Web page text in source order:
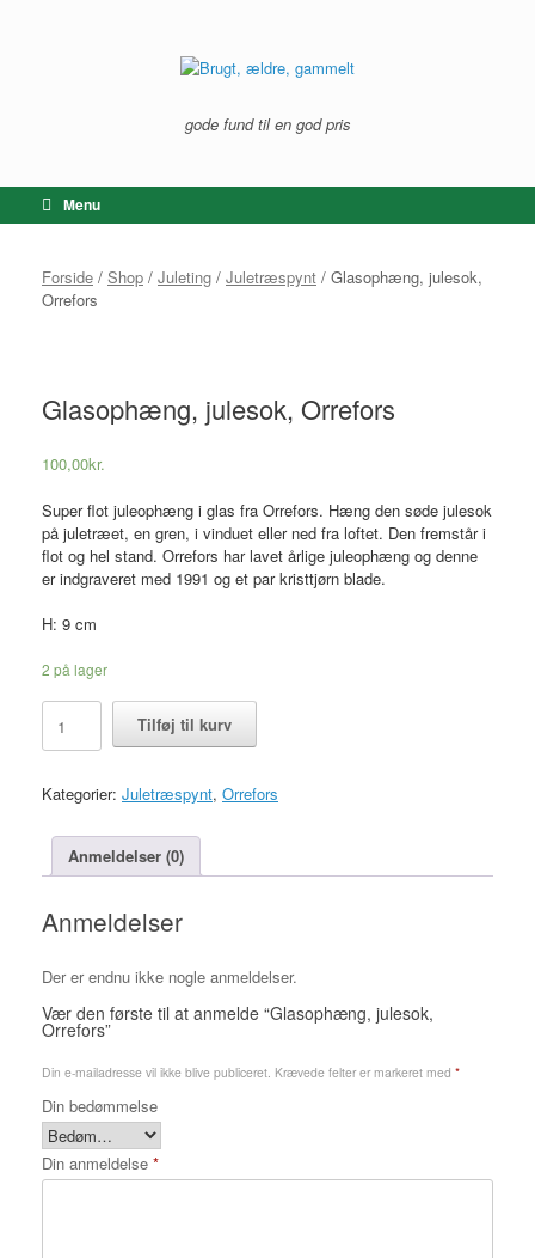
gode fund til en god pris
Menu
Forside / Shop / Juleting / Juletræspynt / Glasophæng, julesok,
Orrefors
Glasophæng, julesok, Orrefors
100,00kr.
Super flot juleophæng i glas fra Orrefors. Hæng den søde julesok
på juletræet, en gren, i vinduet eller ned fra loftet. Den fremstår i
flot og hel stand. Orrefors har lavet årlige juleophæng og denne
er indgraveret med 1991 og et par kristtjørn blade.
H: 9 cm
2 på lager
Glasophæng,
julesok,
Orrefors
Tilføj til kurv
Kategorier: Juletræspynt, Orrefors
Anmeldelser (0)
Anmeldelser
Der er endnu ikke nogle anmeldelser.
Vær den første til at anmelde “Glasophæng, julesok,
Orrefors”
Din e-mailadresse vil ikke blive publiceret. Krævede felter er markeret med *
Din bedømmelse
Din anmeldelse *